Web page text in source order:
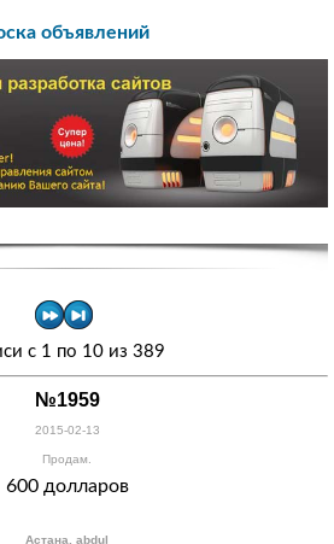
объявлений
с 1 по 10 из 389
№1959
2015-02-13
Продам.
600 долларов
Астана, abdul